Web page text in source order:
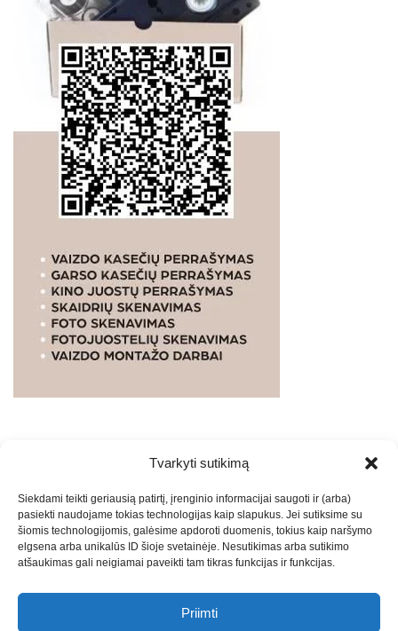
Tvarkyti sutikimą
Siekdami teikti geriausią patirtį, įrenginio informacijai saugoti ir (arba)
pasiekti naudojame tokias technologijas kaip slapukus. Jei sutiksime su
šiomis technologijomis, galėsime apdoroti duomenis, tokius kaip naršymo
elgsena arba unikalūs ID šioje svetainėje. Nesutikimas arba sutikimo
atšaukimas gali neigiamai paveikti tam tikras funkcijas ir funkcijas.
Priimti
PASLAUGOS. SEO tekstų rašymas, turinio kūrimas,
straipsnių rašymas ir talpinimas į mūsų valdomas
svetaines.2026Armijai.LTTheme: Express News ByAdore
Themes.
Marketingo agentūra -Teisinės